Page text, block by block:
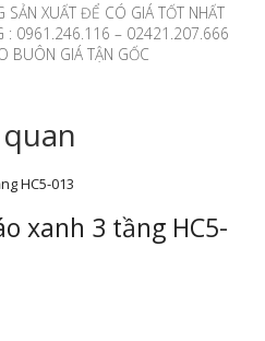
SẢN XUẤT ĐỂ CÓ GIÁ TỐT NHẤT
: 0961.246.116 – 02421.207.666
BUÔN GIÁ TẬN GỐC
xanh 3 tầng HC5-